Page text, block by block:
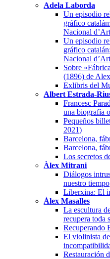
Adela Laborda
Un episodio
gráfico
Nacional
Un episodio
gráfico
Nacional
Sobre
(1896) de
Exlibris del
Albert Estrada-
Francesc
una biografía
Pequeños
2021)
Barcelona,
Barcelona,
Los secretos
Àlex Mitrani
Diálogos
nuestro tiempo
Liberxina: El
Àlex Masalles
La escultura
recupera toda
Recuperando
El violinista
Restauración